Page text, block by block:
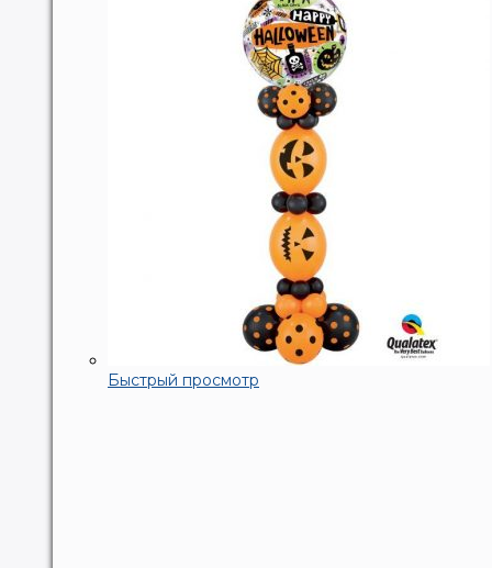
Быстрый просмотр